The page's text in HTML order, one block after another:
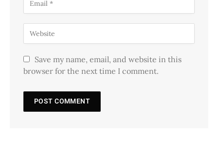
Save my name, email, and website in this
browser for the next time I comment.